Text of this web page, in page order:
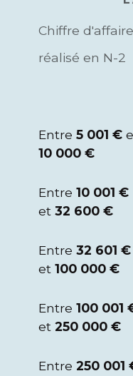
Chiffre
réalisé en N-2
Entre 5 001 €
10 000 €
Entre 10 001 €
et 32 600 €
Entre 32 601 €
et 100 000 €
Entre 100 001
et 250 000 €
Entre 250 001